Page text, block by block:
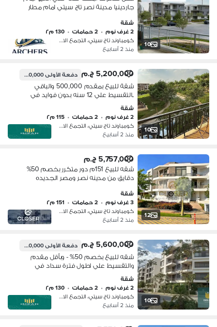
10
جاردينيا مدينة نصر تاج سيتي امام مطار
الخامس بجوار هايدبارك - ميفيدا - بالم
هيلز
شقة
2 غرف نوم
• 2 حمامات • 130 م٢
كومباوند تاج سيتي، التجمع الاول
منذ 2 أسابيع
10
5,200,000 ج.م دفعة الأولى500,000 ج.م
شقة للبيع بمقدم 500,000 والباقي
بالتقسيط علي 12 سنه بدون فوايد في
كمبوند تاج سيتي التجمع الاول - قريب من
مدينه نصر ومن كمبوند سراي Taj City
شقة
2 غرف نوم
• 2 حمامات • 115 م٢
كومباوند تاج سيتي، التجمع الاول
منذ 2 أسابيع
12
5,757,000 ج.م
شقه للبيع 151م دور متكرر بخصم 50%
دقايق من مدينه نصر ومصر الجديده
شقة
3 غرف نوم
• 2 حمامات • 151 م٢
كومباوند تاج سيتي، التجمع الاول
منذ 2 أسابيع
10
5,600,000 ج.م دفعة الأولى600,000 ج.م
شقه للبيع بخصم 50% - وبأقل مقدم
والتقسيط علي اطول فترة سداد في
قريبة من مدينه نصر وكمبوند سراي
شقة
2 غرف نوم
• 2 حمامات • 130 م٢
كومباوند تاج سيتي، التجمع الاول
منذ 2 أسابيع